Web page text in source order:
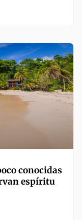
conocidas
espíritu